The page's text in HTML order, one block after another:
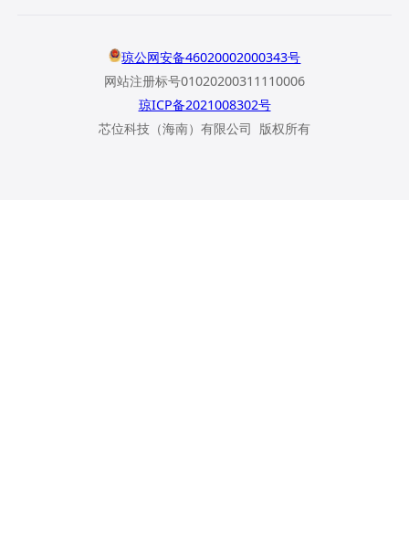
琼公网安备46020002000343号
网站注册标号01020200311110006
琼ICP备2021008302号
芯位科技（海南）有限公司 版权所有